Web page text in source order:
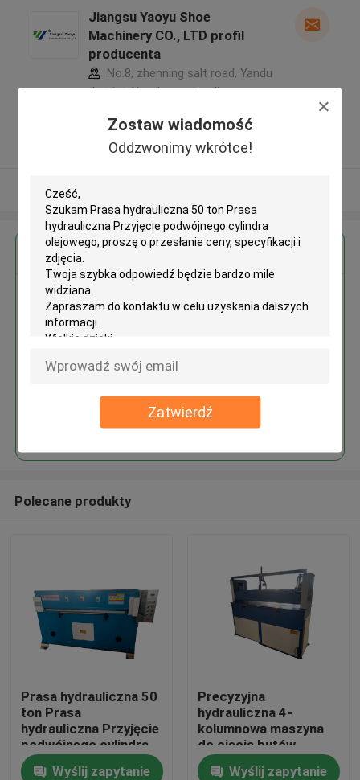
Zostaw wiadomość
Oddzwonimy wkrótce!
Zatwierdź
Produkty
Jiangsu Yaoyu Shoe
Machinery CO., LTD profil
producenta
No.8, zhenning salt road, Yandu
district, Yancheng city, Jiangsu
5.0
zweryfikowane Dostawca
Uzyskaj najlepszą cenę za
Prasa hydrauliczna 50 ton Prasa
hydrauliczna Przyjęcie
Kontyntynuj
Polecane produkty
Prasa hydrauliczna 50
ton Prasa
hydrauliczna Przyjęcie
podwójnego cylindra
olejowego
Wyślij zapytanie
Precyzyjna
hydrauliczna 4-
kolumnowa maszyna
do cięcia butów
Wyślij zapytanie